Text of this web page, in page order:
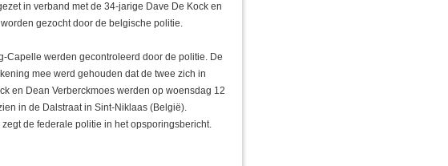
in verband met de 34-jarige Dave De Kock en
gezocht door de belgische politie.
Capelle werden gecontroleerd door de politie. De
mee werd gehouden dat de twee zich in
en Dean Verberckmoes werden op woensdag 12
in de Dalstraat in Sint-Niklaas (België).
de federale politie in het opsporingsbericht.